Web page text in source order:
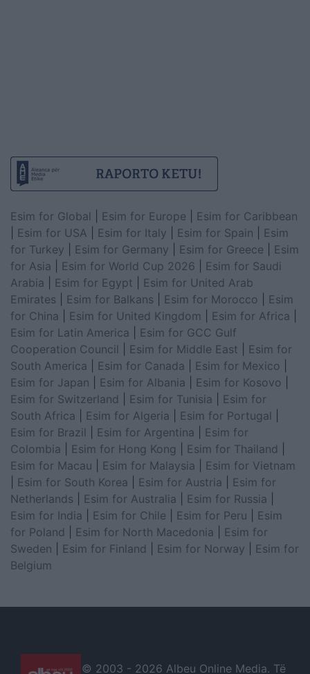
Esim for Global Esim for Europe
Esim for Caribbean
Esim for USA Esim for Italy Esim for Spain
Esim
for Turkey
Esim for Germany Esim for Greece
Esim
for Asia
Esim for World Cup 2026
Esim for Saudi
Arabia
Esim for Egypt
Esim for United Arab
Emirates
Esim for Balkans Esim for Morocco
Esim
for China
Esim for United Kingdom Esim for Africa
Esim for Latin America
Esim for GCC Gulf
Cooperation Council
Esim for Middle East
Esim for
South America
Esim for Canada Esim for Mexico
Esim for Japan
Esim for Albania Esim for Kosovo
Esim for Switzerland
Esim for Tunisia
Esim for
South Africa
Esim for Algeria Esim for Portugal
Esim for Brazil
Esim for Argentina
Esim for
Colombia
Esim for Hong Kong Esim for Thailand
Esim for Macau
Esim for Malaysia
Esim for Vietnam
Esim for South Korea Esim for Austria
Esim for
Netherlands
Esim for Australia Esim for Russia
Esim for India
Esim for Chile Esim for Peru
Esim
for Poland
Esim for North Macedonia
Esim for
Sweden
Esim for Finland Esim for Norway
Esim for
Belgium
© 2003 - 2026 Albeu Online Media. Të